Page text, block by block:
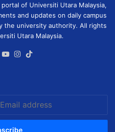
of Universiti Utara Malaysia,
and updates on daily campus
the university authority. All rights
Utara Malaysia.
X YouTubeInstagram